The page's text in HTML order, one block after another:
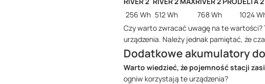
256 Wh 512 Wh 768 Wh 1024
Czy warto zwracać uwagę na te wartości?
urządzenia. Należy jednak pamiętać, że
Dodatkowe akumulatory
Warto wiedzieć, że pojemność stacji
ogniw korzystają te urządzenia?